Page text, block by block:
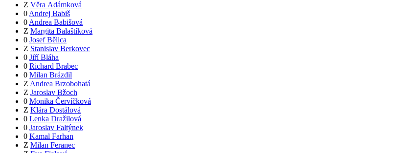
Z Věra Adámková
0 Andrej Babiš
0 Andrea Babišová
Z Margita Balaštíková
0 Josef Bělica
Z Stanislav Berkovec
0 Jiří Bláha
0 Richard Brabec
0 Milan Brázdil
Z Andrea Brzobohatá
Z Jaroslav Bžoch
0 Monika Červíčková
Z Klára Dostálová
0 Lenka Dražilová
0 Jaroslav Faltýnek
0 Kamal Farhan
Z Milan Feranec